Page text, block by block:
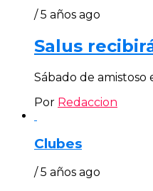
/ 5 años ago
Salus
Sábado de amistoso
Por Redaccion
Clubes
/ 5 años ago